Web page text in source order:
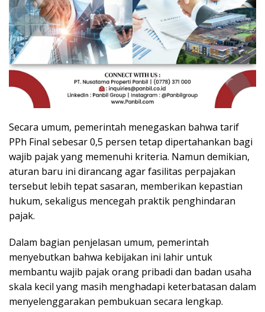
Secara umum, pemerintah menegaskan bahwa tarif
PPh Final sebesar 0,5 persen tetap dipertahankan bagi
wajib pajak yang memenuhi kriteria. Namun demikian,
aturan baru ini dirancang agar fasilitas perpajakan
tersebut lebih tepat sasaran, memberikan kepastian
hukum, sekaligus mencegah praktik penghindaran
pajak.
Dalam bagian penjelasan umum, pemerintah
menyebutkan bahwa kebijakan ini lahir untuk
membantu wajib pajak orang pribadi dan badan usaha
skala kecil yang masih menghadapi keterbatasan dalam
menyelenggarakan pembukuan secara lengkap.